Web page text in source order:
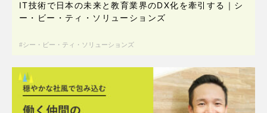
IT技術で日本の未来と教育業界のDX化を牽引する｜シ
ー・ビー・ティ・ソリューションズ
シー・ビー・ティ・ソリューションズ